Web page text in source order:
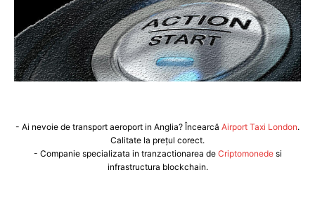
- Ai nevoie de transport aeroport in Anglia? Încearcă Airport Taxi London.
Calitate la prețul corect.
- Companie specializata in tranzactionarea de Criptomonedesi
infrastructura blockchain.